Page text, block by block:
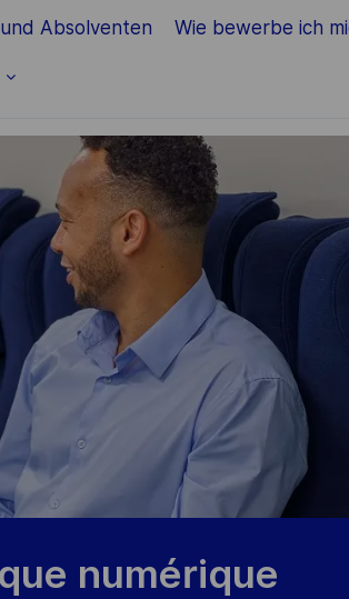
Absolventen Wie bewerbe ich
numérique